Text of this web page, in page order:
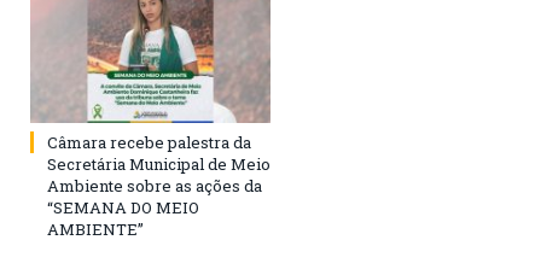
Câmara recebe palestra da
Secretária Municipal de Meio
Ambiente sobre as ações da
“SEMANA DO MEIO
AMBIENTE”